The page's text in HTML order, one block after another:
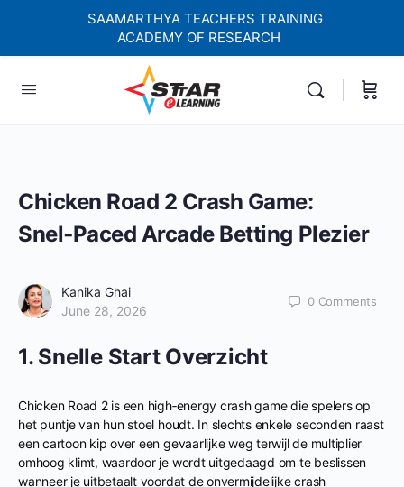
paced Learning Courses For Teachers.
Chicken Road 2 Crash Game:
Snel‑Paced Arcade Betting Plezier
Kanika Ghai
June 28, 2026
0 Comments
1. Snelle Start Overzicht
Chicken Road 2 is een high‑energy crash game die spelers op
het puntje van hun stoel houdt. In slechts enkele seconden raast
een cartoon kip over een gevaarlijke weg terwijl de multiplier
omhoog klimt, waardoor je wordt uitgedaagd om te beslissen
wanneer je uitbetaalt voordat de onvermijdelijke crash
SAAMARTHYA TEACHERS TRAINING
ACADEMY OF RESEARCH